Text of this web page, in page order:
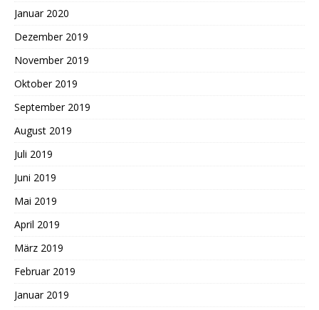
Januar 2020
Dezember 2019
November 2019
Oktober 2019
September 2019
August 2019
Juli 2019
Juni 2019
Mai 2019
April 2019
März 2019
Februar 2019
Januar 2019